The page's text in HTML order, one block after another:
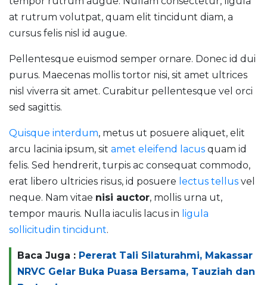
at rutrum volutpat, quam elit tincidunt diam, a
cursus felis nisl id augue.
Pellentesque euismod semper ornare. Donec id dui
purus. Maecenas mollis tortor nisi, sit amet ultrices
nisl viverra sit amet. Curabitur pellentesque vel orci
sed sagittis.
Quisque interdum, metus ut posuere aliquet, elit
arcu lacinia ipsum, sit amet eleifend lacus quam id
felis. Sed hendrerit, turpis ac consequat commodo,
erat libero ultricies risus, id posuere lectus tellus vel
neque. Nam vitae nisi auctor, mollis urna ut,
tempor mauris. Nulla iaculis lacus in ligula
sollicitudin tincidunt.
Baca Juga : Pererat Tali Silaturahmi, Makassar
NRVC Gelar Buka Puasa Bersama, Tauziah dan